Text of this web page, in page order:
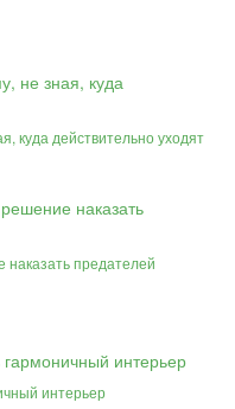
куда действительно уходят
предателей
интерьер